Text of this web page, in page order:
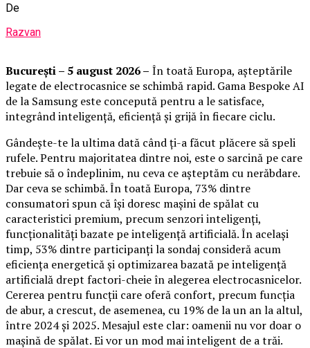
De
Razvan
București – 5 august 2026 – În toată Europa, așteptările
legate de electrocasnice se schimbă rapid. Gama Bespoke AI
de la Samsung este concepută pentru a le satisface,
integrând inteligență, eficiență și grijă în fiecare ciclu.
Gândește-te la ultima dată când ți-a făcut plăcere să speli
rufele. Pentru majoritatea dintre noi, este o sarcină pe care
trebuie să o îndeplinim, nu ceva ce așteptăm cu nerăbdare.
Dar ceva se schimbă. În toată Europa, 73% dintre
consumatori spun că își doresc mașini de spălat cu
caracteristici premium, precum senzori inteligenți,
funcționalități bazate pe inteligență artificială. În același
timp, 53% dintre participanți la sondaj consideră acum
eficiența energetică și optimizarea bazată pe inteligență
artificială drept factori-cheie în alegerea electrocasnicelor.
Cererea pentru funcții care oferă confort, precum funcția
de abur, a crescut, de asemenea, cu 19% de la un an la altul,
între 2024 și 2025. Mesajul este clar: oamenii nu vor doar o
mașină de spălat. Ei vor un mod mai inteligent de a trăi.